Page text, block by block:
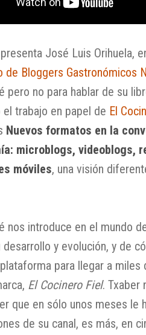
José Luis Orihuela,
de Bloggers Gastronómicos
pero no para hablar de su
trabajo en papel de El
Nuevos formatos en la
microblogs, videoblogs,
móviles, una visión
nos introduce en el mundo
y evolución, y de
para llegar a miles
El Cocinero Fiel. Txaber
que en sólo unos meses le
de su canal, es más, en